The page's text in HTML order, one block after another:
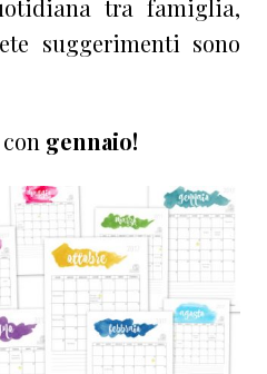
tra famiglia,
suggerimenti sono
gennaio!